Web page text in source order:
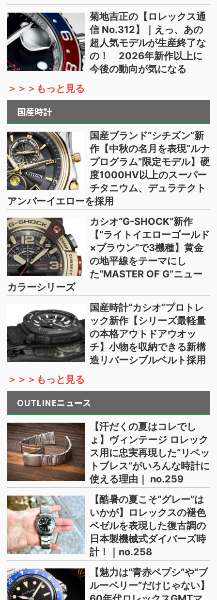
菊地吉正の【ロレックス通
信 No.312】｜えっ、あの
超人気モデルが生産終了な
の！ 2026年新作以上に
今後の動向が気になる
＞＞＞もっと見る
国産時計
国産ブランド“シチズン”新
作【中秋の名月を表現“ルナ
プログラム”限定モデル】硬
度1000HV以上のスーパー
チタニウム、デュラテクト
アンバーイエローを採用
カシオ“G-SHOCK”新作
【“ライトイエローゴールド
×ブラウン”で3機種】黄金
の地平線をテーマにし
た“MASTER OF G”ニュー
カラーシリーズ
国産時計“カシオ”プロトレ
ック新作【シリーズ最軽量
の本格アウトドアウオッ
チ】小物を収納できる新構
造リバーシブルベルト採用
＞＞＞もっと見る
OUTLINEニュース
【汗だくの夏はコレでし
ょ】ヴィンテージ ロレック
ス用に忠実再現した“リベッ
トブレス”がいろんな時計に
使える理由｜ no.259
【酷暑の夏こそ“グレー”は
いかが】ロレックスの褪色
ベゼルを表現した復古調の
日本製機械式ダイバーズ時
計！｜no.258
【魅力は“青赤ペプシ”や“ブ
ルーベリー”だけじゃない】